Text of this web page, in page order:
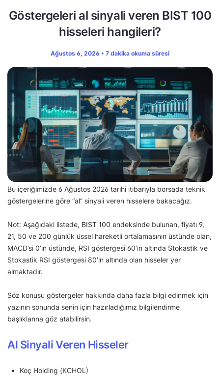
Göstergeleri al sinyali veren BIST 100
hisseleri hangileri?
Ağustos 6, 2026 • 7 dakika okuma süresi
Bu içeriğimizde 6 Ağustos 2026 tarihi itibarıyla borsada teknik
göstergelerine göre “al” sinyali veren hisselere bakacağız.
Not: Aşağıdaki listede, BIST 100 endeksinde bulunan, fiyatı 9,
21, 50 ve 200 günlük üssel hareketli ortalamasının üstünde olan,
MACD’si 0’ın üstünde, RSI göstergesi 60’ın altında Stokastik ve
Stokastik RSI göstergesi 80’in altında olan hisseler yer
almaktadır.
Söz konusu göstergeler hakkında daha fazla bilgi edinmek için
yazının sonunda senin için hazırladığımız bilgilendirme
başlıklarına göz atabilirsin.
Al Sinyali Veren Hisseler
Koç Holding (KCHOL)